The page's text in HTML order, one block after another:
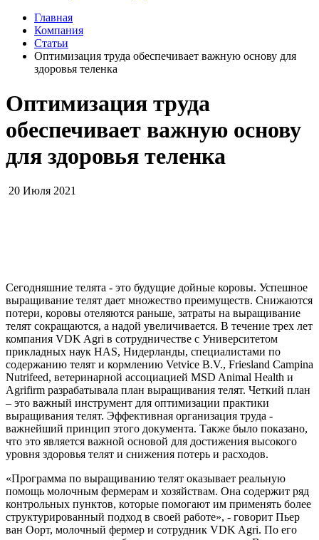
Главная
Компания
Статьи
Оптимизация труда обеспечивает важную основу для
здоровья теленка
Оптимизация труда
обеспечивает важную основу
для здоровья теленка
20 Июля 2021
Сегодняшние телята - это будущие дойные коровы. Успешное
выращивание телят дает множество преимуществ. Снижаются
потери, коровы отеляются раньше, затраты на выращивание
телят сокращаются, а надой увеличивается. В течение трех лет
компания VDK Agri в сотрудничестве с Университетом
прикладных наук HAS, Нидерланды, специалистами по
содержанию телят и кормлению Vetvice B.V., Friesland Campina
Nutrifeed, ветеринарной ассоциацией MSD Animal Health и
Agrifirm разрабатывала план выращивания телят. Четкий план
– это важный инструмент для оптимизации практики
выращивания телят. Эффективная организация труда -
важнейший принцип этого документа. Также было показано,
что это является важной основой для достижения высокого
уровня здоровья телят и снижения потерь и расходов.
«Программа по выращиванию телят оказывает реальную
помощь молочным фермерам и хозяйствам. Она содержит ряд
контрольных пунктов, которые помогают им применять более
структурированный подход в своей работе», - говорит Пьер
ван Оорт, молочный фермер и сотрудник VDK Agri. По его